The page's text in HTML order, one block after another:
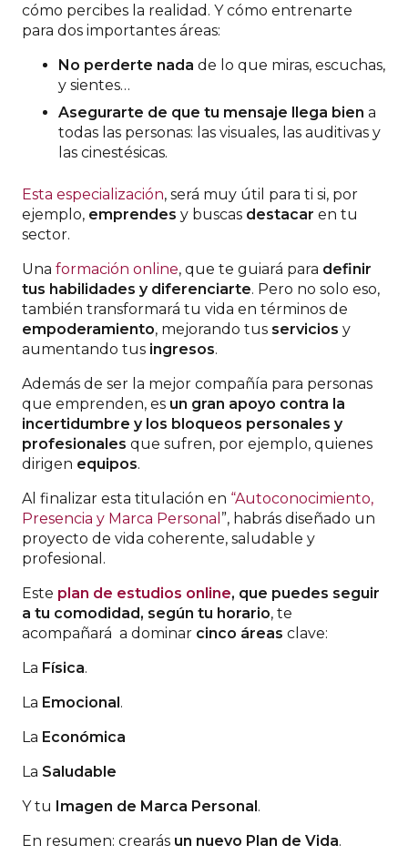
cómo percibes la realidad. Y cómo entrenarte
para dos importantes áreas:
No perderte nada de lo que miras, escuchas,
y sientes…
Asegurarte de que tu mensaje llega bien a
todas las personas: las visuales, las auditivas y
las cinestésicas.
Esta especialización, será muy útil para ti si, por
ejemplo, emprendes y buscas destacar en tu
sector.
Una formación online, que te guiará para definir
tus habilidades y diferenciarte. Pero no solo eso,
también transformará tu vida en términos de
empoderamiento, mejorando tus servicios y
aumentando tus ingresos.
Además de ser la mejor compañía para personas
que emprenden, es un gran apoyo contra la
incertidumbre y los bloqueos personales y
profesionales que sufren, por ejemplo, quienes
dirigen equipos.
Al finalizar esta titulación en “Autoconocimiento,
Presencia y Marca Personal ”, habrás diseñado un
proyecto de vida coherente, saludable y
profesional.
Este plan de estudios online, que puedes seguir
a tu comodidad, según tu horario, te
acompañará a dominar cinco áreas clave:
La Física.
La Emocional.
La Económica
La Saludable
Y tu Imagen de Marca Personal.
En resumen: crearás un nuevo Plan de Vida.